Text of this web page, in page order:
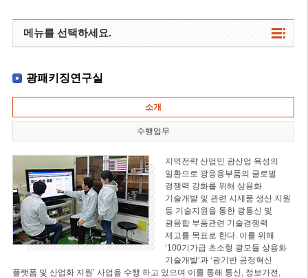
메뉴를 선택하세요.
광패키징연구실
소개
수행업무
지역전략 산업인 광산업 육성의
일환으로 광응용부품의 글로벌
경쟁력 강화를 위해 상용화
기술개발 및 관련 시제품 생산 지원
등 기술지원을 통한 광통신 및
광융합 부품관련 기술경쟁력
제고를 목표로 한다. 이를 위해
‘100기가급 초소형 광모듈 상용화
기술개발’과 ‘광기반 공정혁신
플랫폼 및 산업화 지원’ 사업을 수행 하고 있으며 이를 통해 통신, 정보가전,